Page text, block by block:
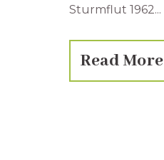
Sturmflut 1962...
Read More